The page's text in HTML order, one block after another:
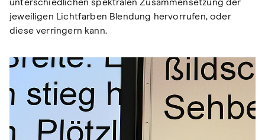
unterschiedlichen spektralen Zusammensetzung der
jeweiligen Lichtfarben Blendung hervorrufen, oder
diese verringern kann.